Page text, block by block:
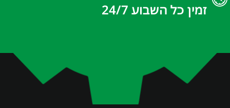
זמין כל השבוע 24/7